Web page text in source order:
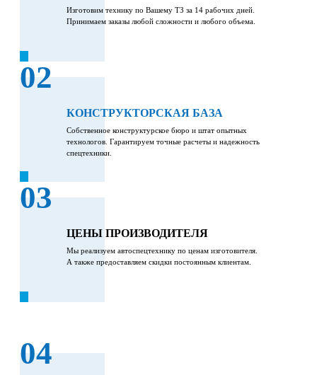
Изготовим технику по Вашему ТЗ за 14 рабочих дней.
Принимаем заказы любой сложности и любого объема.
02
КОНСТРУКТОРСКАЯ БАЗА
Собственное конструктурское бюро и штат опытных
технологов. Гарантируем точные расчеты и надежность
спецтехники.
03
ЦЕНЫ ПРОИЗВОДИТЕЛЯ
Мы реализуем автоспецтехнику по ценам изготовителя.
А также предоставляем скидки постоянным клиентам.
04